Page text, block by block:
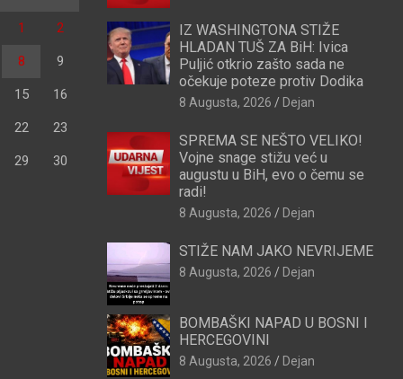
1 2
8 9
15 16
22 23
29 30
IZ WASHINGTONA STIŽE
HLADAN TUŠ ZA BiH: Ivica
Puljić otkrio zašto sada ne
očekuje poteze protiv Dodika
8 Augusta, 2026 Dejan
SPREMA SE NEŠTO VELIKO!
Vojne snage stižu već u
augustu u BiH, evo o čemu se
radi!
8 Augusta, 2026 Dejan
STIŽE NAM JAKO NEVRIJEME
8 Augusta, 2026 Dejan
BOMBAŠKI NAPAD U BOSNI I
HERCEGOVINI
8 Augusta, 2026 Dejan